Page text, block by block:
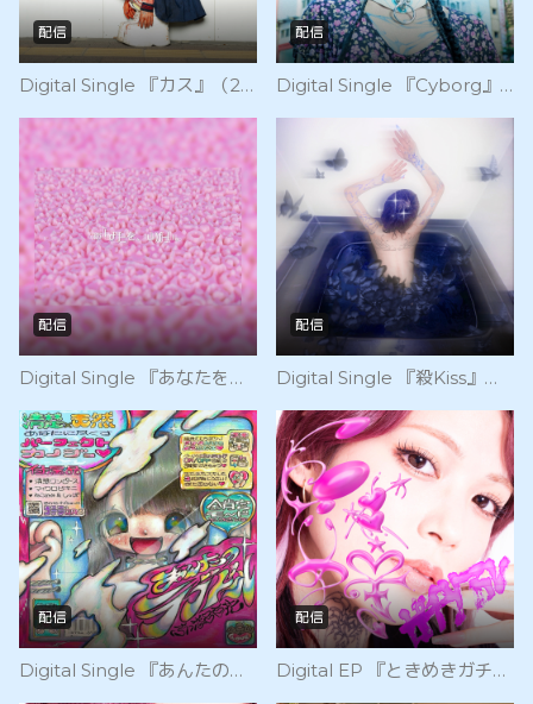
配信
Digital Single 『カス』（2023/7/30 Release）
配信
Digital Single 『Cyborg』（2023/6/29 Release）
配信
Digital Single 『あなたを、しりƒ₌い。』（2023/5/30 Release）
配信
Digital Single 『殺Kiss』（2023/4/27 Release）
配信
Digital Single 『あんたのラブドール』（2023/3/5 Release）
配信
Digital EP 『ときめきガチリアル』（2023/2/6 Release）